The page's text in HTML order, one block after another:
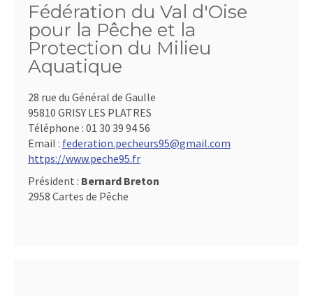
Fédération du Val d'Oise
pour la Pêche et la
Protection du Milieu
Aquatique
28 rue du Général de Gaulle
95810 GRISY LES PLATRES
Téléphone : 01 30 39 94 56
Email : federation.pecheurs95@gmail.com
https://www.peche95.fr
Président : Bernard Breton
2958 Cartes de Pêche